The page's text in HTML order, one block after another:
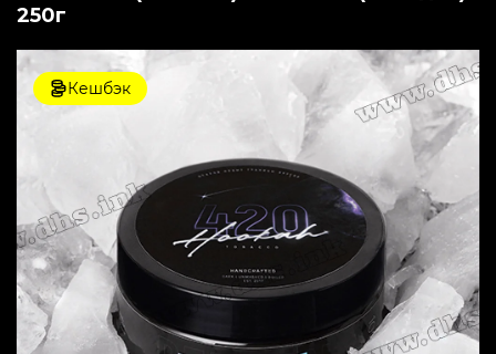
250г
Кешбэк